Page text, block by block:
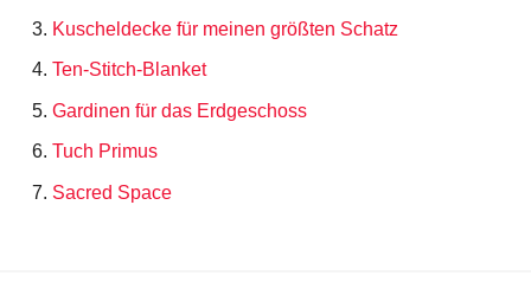
Kuscheldecke für meinen größten Schatz
Ten-Stitch-Blanket
Gardinen für das Erdgeschoss
Tuch Primus
Sacred Space